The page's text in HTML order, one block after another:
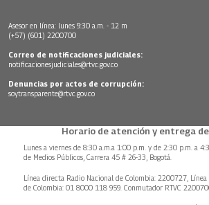
Asesor en línea: lunes 9:30 a.m. - 12 m
(+57) (601) 2200700
Correo de notificaciones judiciales:
notificacionesjudiciales@rtvc.gov.co
Denuncias por actos de corrupción:
soytransparente@rtvc.gov.co
Horario de atención y entrega
Lunes a viernes de 8:30 a.m.a 1:00 p.m. y de 2:30 p.m. a
de Medios Públicos, Carrera 45 # 26-33, Bogotá.
Línea directa Radio Nacional de Colombia: 2200727,
de Colombia: 01 8000 118 959. Conmutador RTVC